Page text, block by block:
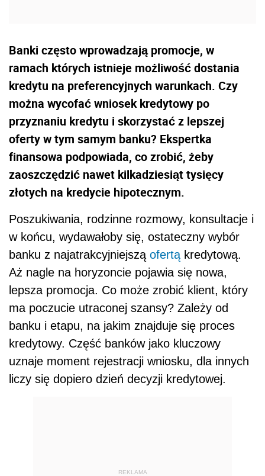
Banki często wprowadzają promocje, w
ramach których istnieje możliwość dostania
kredytu na preferencyjnych warunkach. Czy
można wycofać wniosek kredytowy po
przyznaniu kredytu i skorzystać z lepszej
oferty w tym samym banku? Ekspertka
finansowa podpowiada, co zrobić, żeby
zaoszczędzić nawet kilkadziesiąt tysięcy
złotych na kredycie hipotecznym.
Poszukiwania, rodzinne rozmowy, konsultacje i
w końcu, wydawałoby się, ostateczny wybór
banku z najatrakcyjniejszą ofertąkredytową.
Aż nagle na horyzoncie pojawia się nowa,
lepsza promocja. Co może zrobić klient, który
ma poczucie utraconej szansy? Zależy od
banku i etapu, na jakim znajduje się proces
kredytowy. Część banków jako kluczowy
uznaje moment rejestracji wniosku, dla innych
liczy się dopiero dzień decyzji kredytowej.
REKLAMA